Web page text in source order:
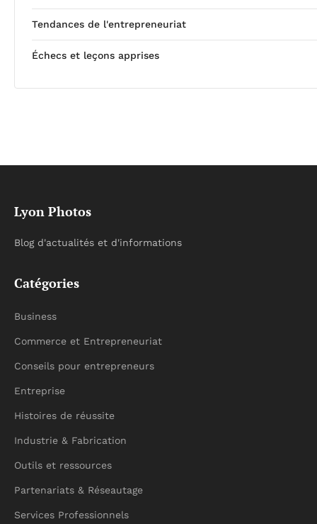
Tendances de l'entrepreneuriat
Échecs et leçons apprises
Lyon Photos
Blog d'actualités et d'informations
Catégories
Business
Commerce et Entrepreneuriat
Conseils pour entrepreneurs
Entreprise
Histoires de réussite
Industrie & Fabrication
Outils et ressources
Partenariats & Réseautage
Services Professionnels